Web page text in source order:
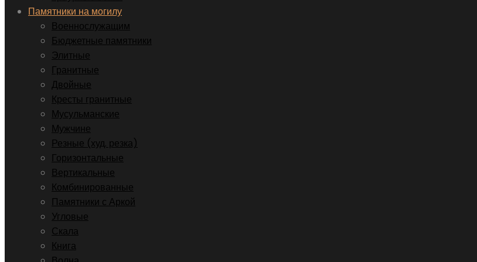
Памятники на могилу
Военнослужащим
Бюджетные памятники
Элитные
Гранитные
Двойные
Кресты гранитные
Мусульманские
Мужчине
Резные (худ. резка)
Горизонтальные
Вертикальные
Комбинированные
Памятники с Аркой
Угловые
Скала
Книга